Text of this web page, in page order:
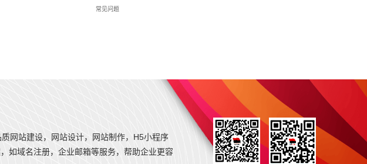
常见问题
网站建设，网站设计，网站制作，H5小程序
如域名注册，企业邮箱等服务，帮助企业更容